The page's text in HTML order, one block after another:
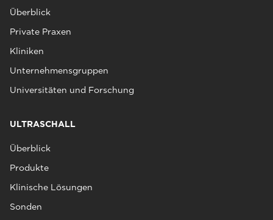
Überblick
Private Praxen
Kliniken
Unternehmensgruppen
Universitäten und Forschung
ULTRASCHALL
Überblick
Produkte
Klinische Lösungen
Sonden